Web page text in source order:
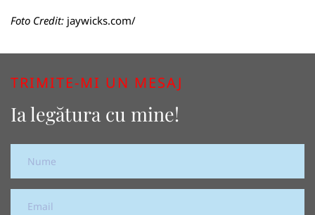
Foto Credit: jaywicks.com/
TRIMITE-MI UN MESAJ
Ia legătura cu mine!